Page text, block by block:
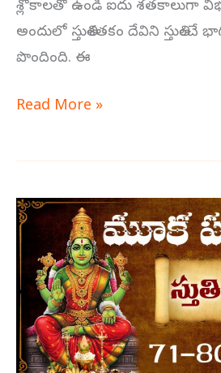
శ్లోకాలతో ఉండి ఐదు శతకాలుగా
అందులో స్తుతిశతకం దేవిని స్తుతించే
పొందింది. ఈ
Read More »
మూక
పంచశతి
స్తుతి
శతకం
71-
80
శ్లోకాలు